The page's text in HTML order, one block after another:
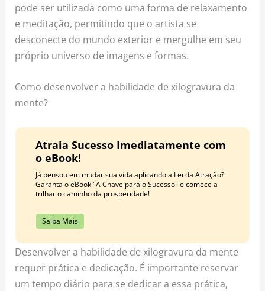
pode ser utilizada como uma forma de relaxamento
e meditação, permitindo que o artista se
desconecte do mundo exterior e mergulhe em seu
próprio universo de imagens e formas.
Como desenvolver a habilidade de xilogravura da
mente?
Atraia Sucesso Imediatamente com
o eBook!
Já pensou em mudar sua vida aplicando a Lei da Atração?
Garanta o eBook "A Chave para o Sucesso" e comece a
trilhar o caminho da prosperidade!
Saiba Mais
Desenvolver a habilidade de xilogravura da mente
requer prática e dedicação. É importante reservar
um tempo diário para se dedicar a essa prática,